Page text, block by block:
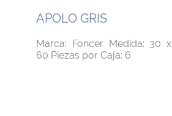
APOLO GRIS
Marca: Foncer Medida: 30 x
60 Piezas por Caja: 6